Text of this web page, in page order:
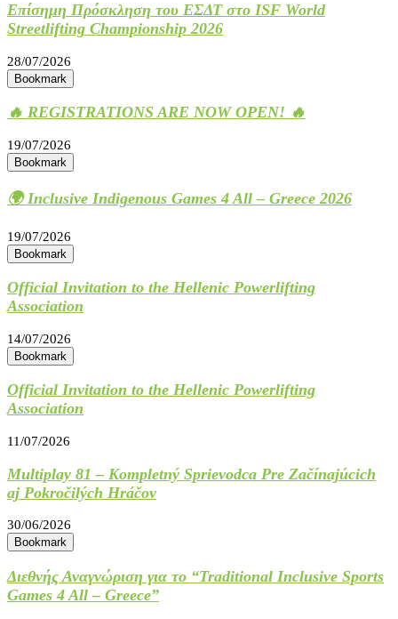
Επίσημη Πρόσκληση του ΕΣΔΤ στο ISF World
Streetlifting Championship 2026
28/07/2026
Bookmark
🔥 REGISTRATIONS ARE NOW OPEN! 🔥
19/07/2026
Bookmark
🌍 Inclusive Indigenous Games 4 All – Greece 2026
19/07/2026
Bookmark
Official Invitation to the Hellenic Powerlifting
Association
14/07/2026
Bookmark
Official Invitation to the Hellenic Powerlifting
Association
11/07/2026
Multiplay 81 – Kompletný Sprievodca Pre Začínajúcich
aj Pokročilých Hráčov
30/06/2026
Bookmark
Διεθνής Αναγνώριση για το “Traditional Inclusive Sports
Games 4 All – Greece”